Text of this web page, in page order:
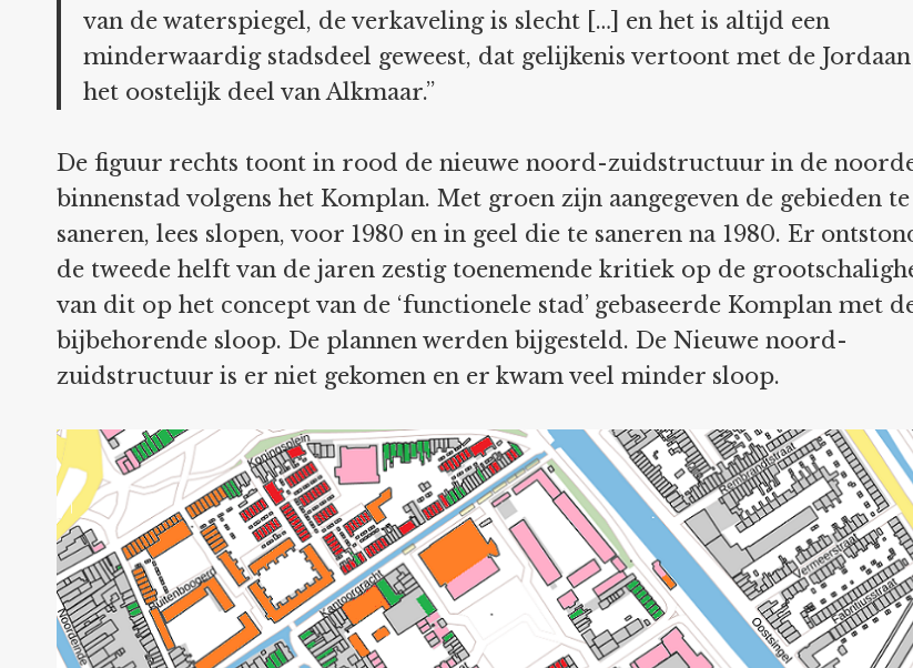
van de waterspiegel, de verkaveling is slecht […] en het is altijd een
minderwaardig stadsdeel geweest, dat gelijkenis vertoont met de
het oostelijk deel van Alkmaar.”
De figuur rechts toont in rood de nieuwe noord-zuidstructuur in de
binnenstad volgens het Komplan. Met groen zijn aangegeven de gebieden te
saneren, lees slopen, voor 1980 en in geel die te saneren na 1980. Er
de tweede helft van de jaren zestig toenemende kritiek op de
van dit op het concept van de ‘functionele stad’ gebaseerde Komplan met
bijbehorende sloop. De plannen werden bijgesteld. De Nieuwe noord-
zuidstructuur is er niet gekomen en er kwam veel minder sloop.